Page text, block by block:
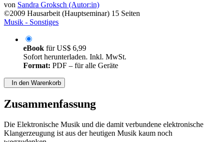
von Sandra Groksch (Autor:in)
©2009 Hausarbeit (Hauptseminar) 15 Seiten
Musik - Sonstiges
eBook fürUS$ 6,99
Sofort herunterladen. Inkl. MwSt.
Format: PDF – für alle Geräte
In den Warenkorb
Zusammenfassung
Die Elektronische Musik und die damit verbundene elektronische
Klangerzeugung ist aus der heutigen Musik kaum noch